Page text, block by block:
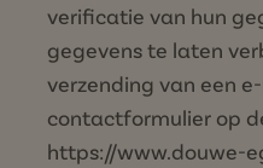
verificatie van hun
gegevens te laten
verzending van een
contactformulier op
https://www.douwe-